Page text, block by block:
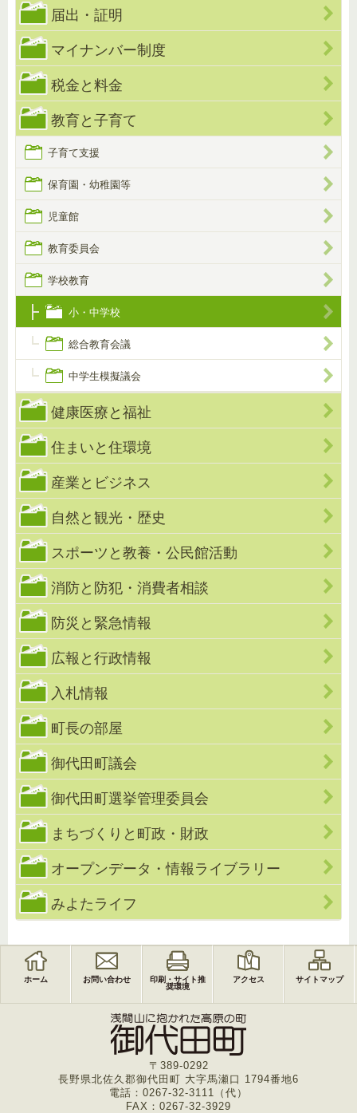
届出・証明
マイナンバー制度
税金と料金
教育と子育て
子育て支援
保育園・幼稚園等
児童館
教育委員会
学校教育
小・中学校
総合教育会議
中学生模擬議会
健康医療と福祉
住まいと住環境
産業とビジネス
自然と観光・歴史
スポーツと教養・公民館活動
消防と防犯・消費者相談
防災と緊急情報
広報と行政情報
入札情報
町長の部屋
御代田町議会
御代田町選挙管理委員会
まちづくりと町政・財政
オープンデータ・情報ライブラリー
みよたライフ
ホーム お問い合わせ
印刷・サイト推
奨環境
アクセス サイトマップ
〒389-0292
長野県北佐久郡御代田町 大字馬瀬口 1794番地6
電話：0267-32-3111（代）
FAX：0267-32-3929